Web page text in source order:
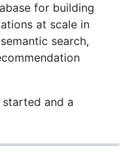
for building
at scale in
search,
and a